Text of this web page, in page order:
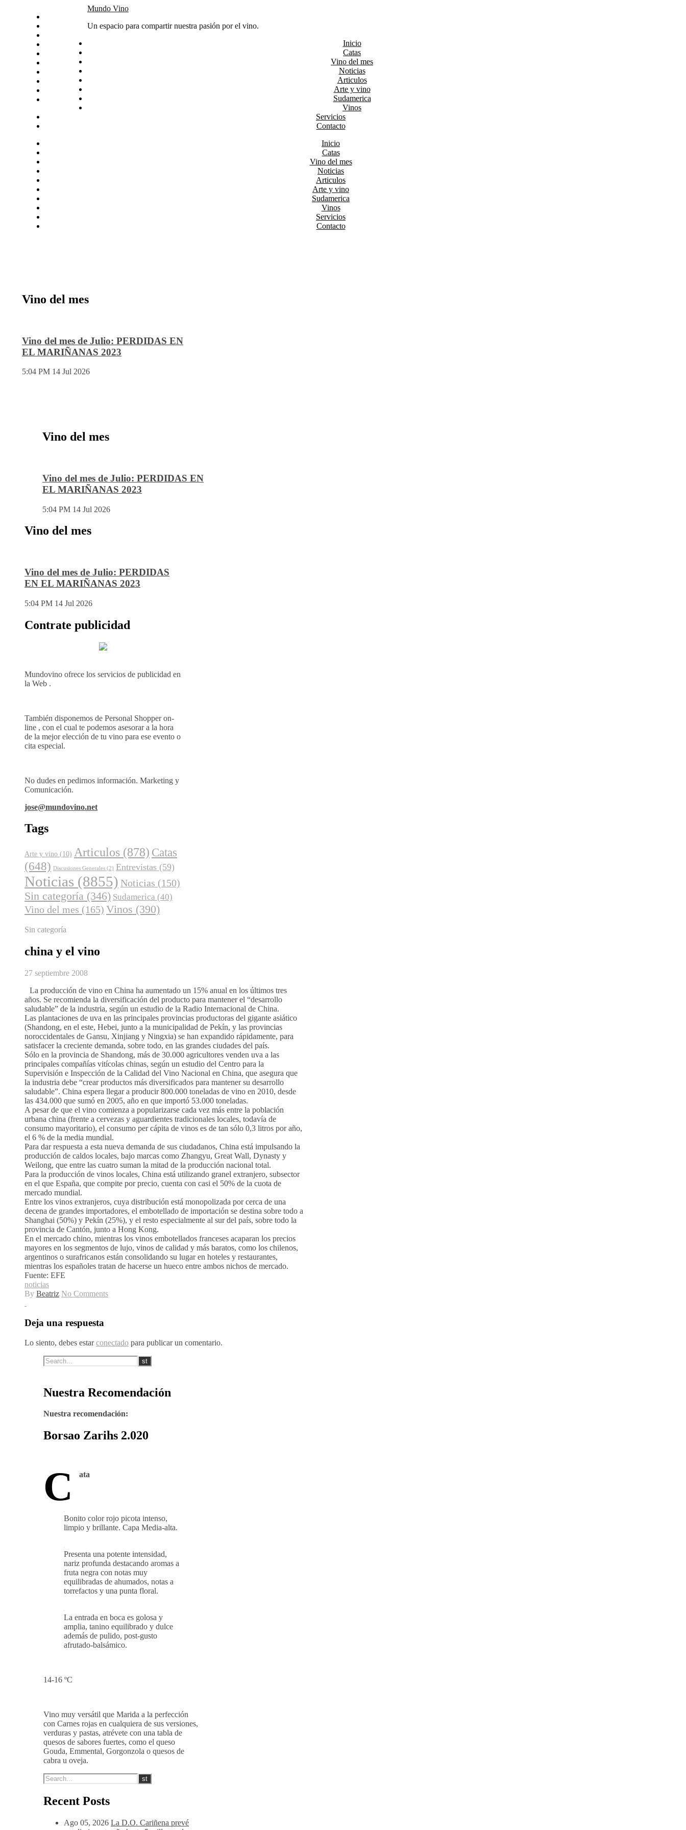
Arte y vino
Sudamerica
Mundo Vino
Un espacio para compartir nuestra pasión por el vino.
Inicio
Catas
Vino del mes
Noticias
Articulos
Arte y vino
Sudamerica
Vinos
Servicios
Contacto
Inicio
Catas
Vino del mes
Noticias
Articulos
Arte y vino
Sudamerica
Vinos
Servicios
Contacto
Vino del mes
Vino del mes de Julio: PERDIDAS EN
EL MARIÑANAS 2023
5:04 PM 14 Jul 2026
Vino del mes
Vino del mes de Julio: PERDIDAS EN
EL MARIÑANAS 2023
5:04 PM 14 Jul 2026
Vino del mes
Vino del mes de Julio: PERDIDAS
EN EL MARIÑANAS 2023
5:04 PM 14 Jul 2026
Contrate publicidad
Mundovino ofrece los servicios de publicidad en
la Web .
También disponemos de Personal Shopper on-
line , con el cual te podemos asesorar a la hora
de la mejor elección de tu vino para ese evento o
cita especial.
No dudes en pedirnos información. Marketing y
Comunicación.
jose@mundovino.net
Tags
Arte y vino (10) Articulos (878) Catas
(648) Discusiones Generales (2) Entrevistas (59)
Noticias (8855) Noticias (150)
Sin categoría (346) Sudamerica (40)
Vino del mes (165) Vinos (390)
Sin categoría
china y el vino
27 septiembre 2008
La producción de vino en China ha aumentado un 15% anual en los últimos tres
años. Se recomienda la diversificación del producto para mantener el “desarrollo
saludable” de la industria, según un estudio de la Radio Internacional de China.
Las plantaciones de uva en las principales provincias productoras del gigante asiático
(Shandong, en el este, Hebei, junto a la municipalidad de Pekín, y las provincias
noroccidentales de Gansu, Xinjiang y Ningxia) se han expandido rápidamente, para
satisfacer la creciente demanda, sobre todo, en las grandes ciudades del país.
Sólo en la provincia de Shandong, más de 30.000 agricultores venden uva a las
principales compañías vitícolas chinas, según un estudio del Centro para la
Supervisión e Inspección de la Calidad del Vino Nacional en China, que asegura que
la industria debe “crear productos más diversificados para mantener su desarrollo
saludable”. China espera llegar a producir 800.000 toneladas de vino en 2010, desde
las 434.000 que sumó en 2005, año en que importó 53.000 toneladas.
A pesar de que el vino comienza a popularizarse cada vez más entre la población
urbana china (frente a cervezas y aguardientes tradicionales locales, todavía de
consumo mayoritario), el consumo per cápita de vinos es de tan sólo 0,3 litros por año,
el 6 % de la media mundial.
Para dar respuesta a esta nueva demanda de sus ciudadanos, China está impulsando la
producción de caldos locales, bajo marcas como Zhangyu, Great Wall, Dynasty y
Weilong, que entre las cuatro suman la mitad de la producción nacional total.
Para la producción de vinos locales, China está utilizando granel extranjero, subsector
en el que España, que compite por precio, cuenta con casi el 50% de la cuota de
mercado mundial.
Entre los vinos extranjeros, cuya distribución está monopolizada por cerca de una
decena de grandes importadores, el embotellado de importación se destina sobre todo a
Shanghai (50%) y Pekín (25%), y el resto especialmente al sur del país, sobre todo la
provincia de Cantón, junto a Hong Kong.
En el mercado chino, mientras los vinos embotellados franceses acaparan los precios
mayores en los segmentos de lujo, vinos de calidad y más baratos, como los chilenos,
argentinos o surafricanos están consolidando su lugar en hoteles y restaurantes,
mientras los españoles tratan de hacerse un hueco entre ambos nichos de mercado.
Fuente: EFE
noticias
By Beatriz No Comments
Deja una respuesta
Lo siento, debes estarconectado para publicar un comentario.
Nuestra Recomendación
Nuestra recomendación:
Borsao Zarihs 2.020
C ata
limpio y brillante. Capa Media-alta.
Presenta una potente intensidad,
fruta negra con notas muy
equilibradas de ahumados, notas a
torrefactos y una punta floral.
además de pulido, post-gusto
14-16 ºC
Vino muy versátil que Marida a la perfección
con Carnes rojas en cualquiera de sus versiones,
verduras y pastas, atrévete con una tabla de
quesos de sabores fuertes, como el queso
cabra u oveja.